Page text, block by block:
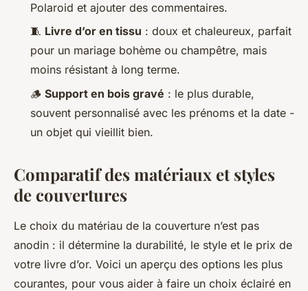
Polaroid et ajouter des commentaires.
🧵 Livre d’or en tissu : doux et chaleureux, parfait
pour un mariage bohème ou champêtre, mais
moins résistant à long terme.
🪵 Support en bois gravé : le plus durable,
souvent personnalisé avec les prénoms et la date -
un objet qui vieillit bien.
Comparatif des matériaux et styles
de couvertures
Le choix du matériau de la couverture n’est pas
anodin : il détermine la durabilité, le style et le prix de
votre livre d’or. Voici un aperçu des options les plus
courantes, pour vous aider à faire un choix éclairé en